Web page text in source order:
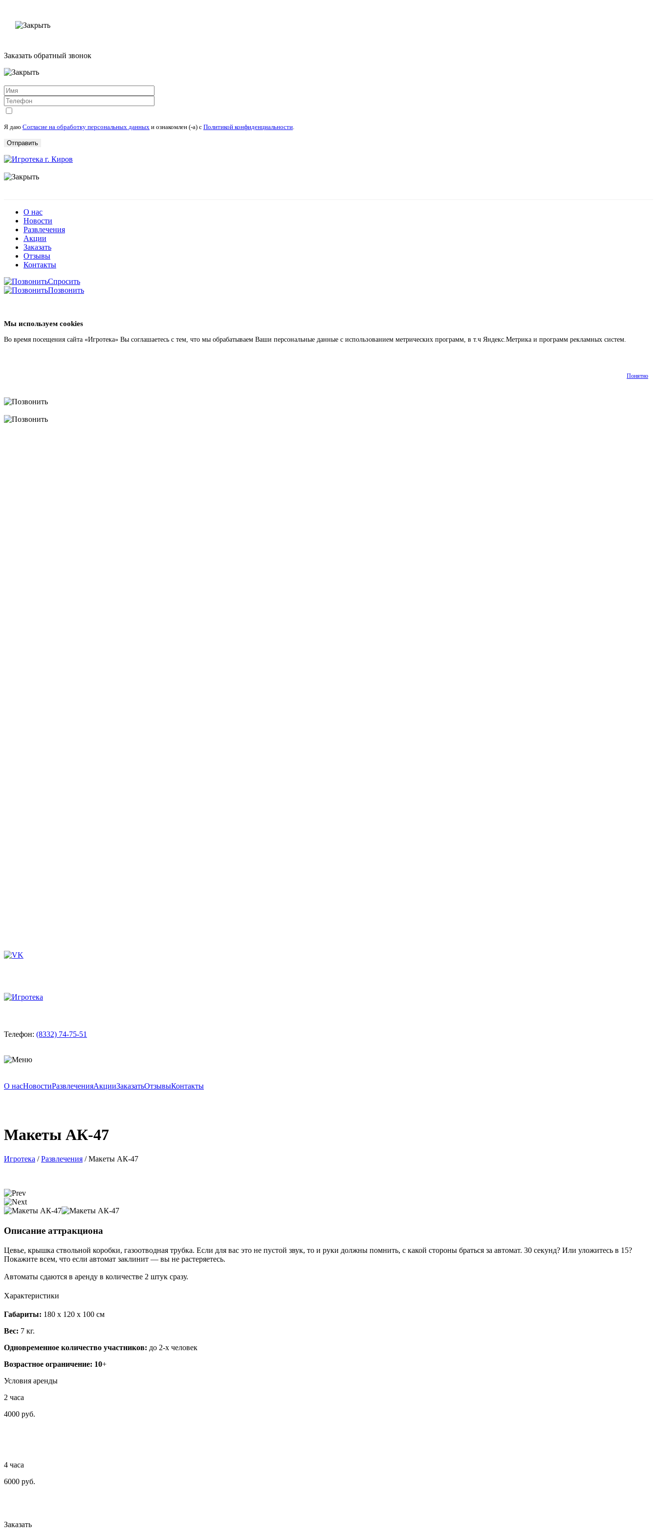
Заказать обратный звонок
Я даю Согласие на обработку персональных данных и ознакомлен (-а) c Политикой конфиденциальности.
О нас
Новости
Развлечения
Акции
Заказать
Отзывы
Контакты
Спросить
Позвонить
Мы используем cookies
Во время посещения сайта «Игротека» Вы соглашаетесь с тем, что мы обрабатываем Ваши персональные данные с использованием метрических программ, в т.ч Яндекс.Метрика и программ рекламных систем.
Понятно
Телефон: (8332) 74-75-51
О насНовостиРазвлеченияАкцииЗаказатьОтзывыКонтакты
Макеты АК-47
Игротека / Развлечения /Макеты АК-47
Описание аттракциона
Цевье, крышка ствольной коробки, газоотводная трубка. Если для вас это не пустой звук, то и руки должны помнить, с какой стороны браться за автомат. 30 секунд? Или уложитесь в 15?
Покажите всем, что если автомат заклинит — вы не растеряетесь.
Автоматы сдаются в аренду в количестве 2 штук сразу.
Характеристики
Габариты: 180 х 120 х 100 см
Вес: 7 кг.
Одновременное количество участников: до 2-х человек
Возрастное ограничение: 10+
Условия аренды
2 часа
4000 руб.
4 часа
6000 руб.
Заказать